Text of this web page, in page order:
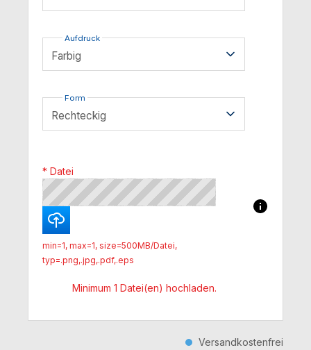
Aufdruck
Form
* Datei
min=1, max=1, size=500MB/Datei,
typ=.png,.jpg,.pdf,.eps
Minimum 1 Datei(en) hochladen.
Versandkostenfrei